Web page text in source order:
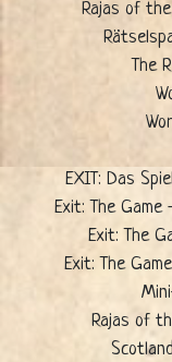
Rajas of the
The
EXIT: Das
Exit: The Game
Exit: The
Exit: The
Rajas of